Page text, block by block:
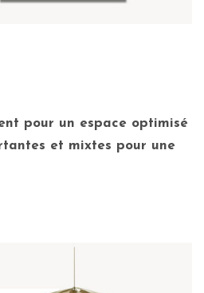
pour un espace optimisé
et mixtes pour une